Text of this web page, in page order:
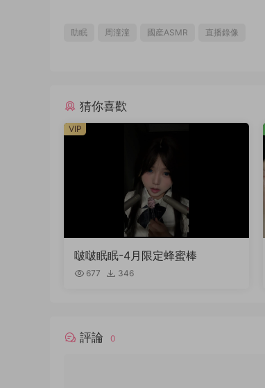
助眠 周潼潼 國産ASMR 直播錄像
猜你喜歡
啵啵眠眠-4月限定蜂蜜棒
677 346
VIP
評論 0